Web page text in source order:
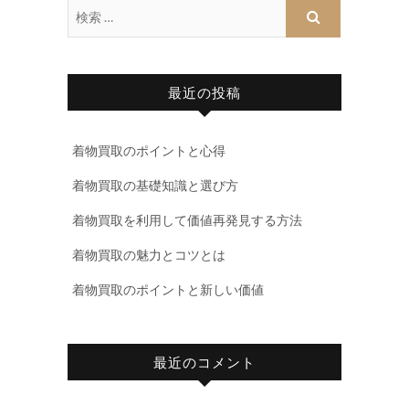
最近の投稿
着物買取のポイントと心得
着物買取の基礎知識と選び方
着物買取を利用して価値再発見する方法
着物買取の魅力とコツとは
着物買取のポイントと新しい価値
最近のコメント